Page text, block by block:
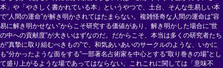
本」や「やさしく書かれている本」というやつで、土台、そんな生易しい本
で“人間の運命”が解き明かされてはたまらない。複雑怪奇な人間の運命は“容
易に解き明かせない”からこそ研究する価値があり、解き明かした場合に“世
の中への貢献度”が大きいはずなのだ。だからこそ、本当は多くの研究者たち
が“真摯に取り組むべきもの”で、和気あいあいのサークルのような、いかに
も“分かったような面をする”一部著名占術家を中心とする“取り巻きの場”とし
て盛り上がるような場であってはならない。これこれに関しては「意味不